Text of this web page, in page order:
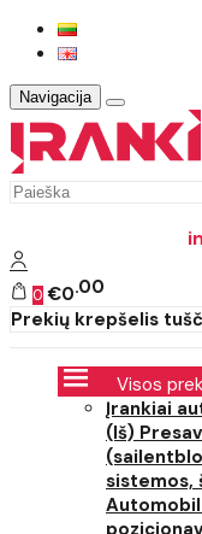
Navigacija
0 €0 00
Prekių krepšelis
Visos
Įrankiai
(Iš)
sistemos,